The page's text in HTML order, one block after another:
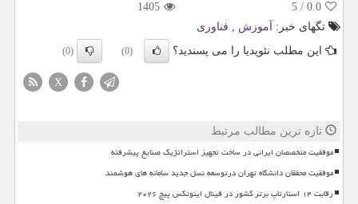
0.0
/
5
1405
تگهای خبر:
آموزش , فناوری
این مطلب نئوپدیا را می پسندید؟
(0)
(0)
X
تازه ترین مطالب مرتبط
موفقیت متخصصان ایرانی در ساخت تجهیز استراتژیک صنایع پیشرفته
موفقیت محققان دانشگاه تهران درتوسعه نسل جدید سامانه های هوشمند
رقابت ۱۴ استارتاپ برتر کشور در فینال اینوتکس پیچ ۲۰۲۶